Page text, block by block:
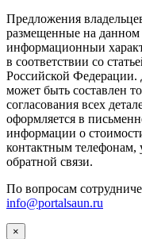
Предложения
размещенные на данном
информационныи
в соответствии со
Российской Федерации.
может быть составлен
согласования всех
оформляется в
информации о
контактным телефонам,
обратной связи.
По вопросам
info@portalsaun.ru
×